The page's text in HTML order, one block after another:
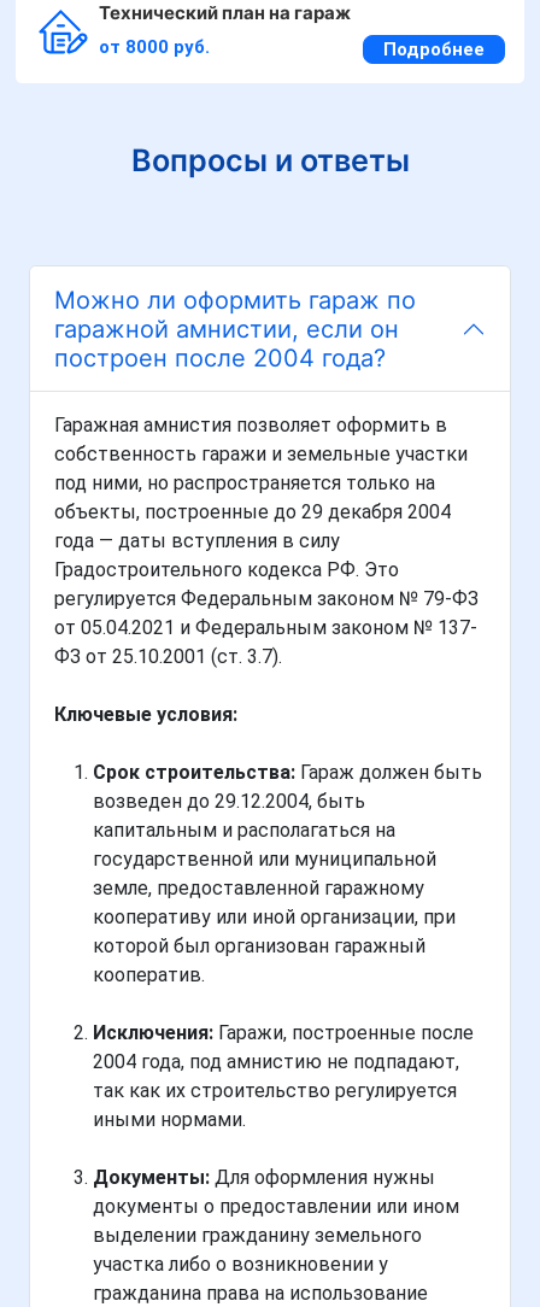
Технический план на гараж
от 8000 руб. Подробнее
Вопросы и ответы
Можно ли оформить гараж по
гаражной амнистии, если он
построен после 2004 года?
Гаражная амнистия позволяет оформить в
собственность гаражи и земельные участки
под ними, но распространяется только на
объекты, построенные до 29 декабря 2004
года — даты вступления в силу
Градостроительного кодекса РФ. Это
регулируется Федеральным законом № 79-ФЗ
от 05.04.2021 и Федеральным законом № 137-
ФЗ от 25.10.2001 (ст. 3.7).
Ключевые условия:
Срок строительства: Гараж должен быть
возведен до 29.12.2004, быть
капитальным и располагаться на
государственной или муниципальной
земле, предоставленной гаражному
кооперативу или иной организации, при
которой был организован гаражный
кооператив.
Исключения: Гаражи, построенные после
2004 года, под амнистию не подпадают,
так как их строительство регулируется
иными нормами.
Документы: Для оформления нужны
документы о предоставлении или ином
выделении гражданину земельного
участка либо о возникновении у
гражданина права на использование